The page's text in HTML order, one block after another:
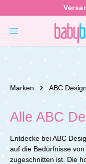
Marken ABC Design
Alle ABC
Entdecke bei ABC
auf die Bedürfnisse
zugeschnitten ist. Die